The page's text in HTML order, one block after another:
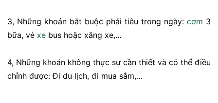
3, Những khoản bắt buộc phải tiêu trong ngày: cơm 3
bữa, vé xe bus hoặc xăng xe,…
4, Những khoản không thực sự cần thiết và có thể điều
chỉnh được: Đi du lịch, đi mua sắm,…